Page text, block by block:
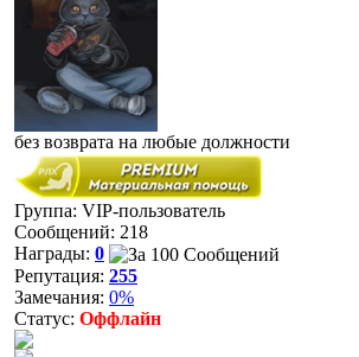
без возврата на любые должности
Группа: VIP-пользователь
Сообщений: 218
Награды: 0
Репутация: 255
Замечания: 0%
Статус: Оффлайн